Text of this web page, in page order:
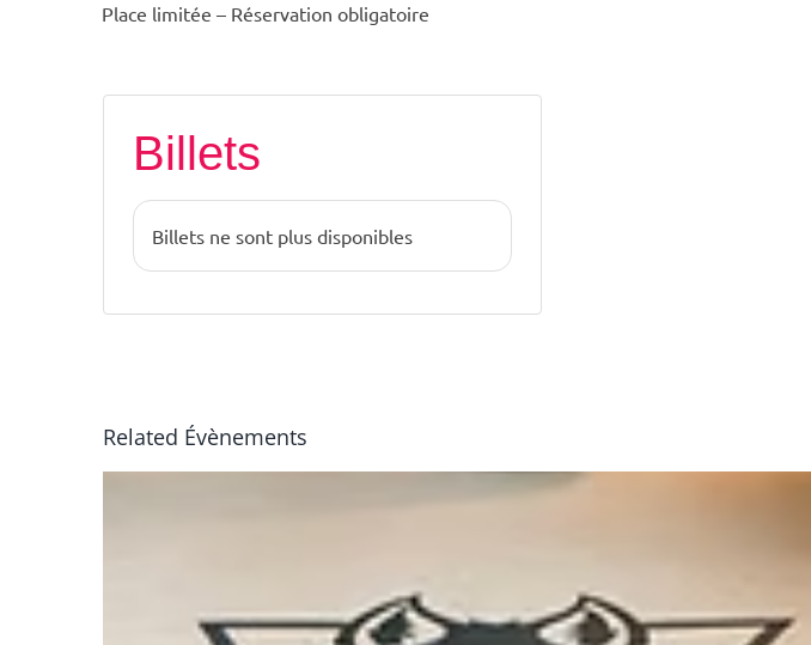
Place limitée – Réservation obligatoire
Billets
Billets ne sont plus disponibles
Related Évènements